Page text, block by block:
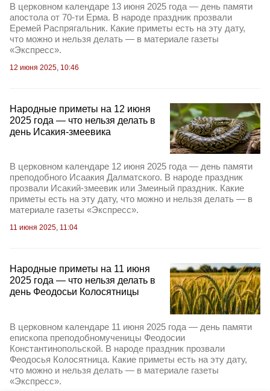
В церковном календаре 13 июня 2025 года — день памяти
апостола от 70-ти Ерма. В народе праздник прозвали
Еремей Распрягальник. Какие приметы есть на эту дату,
что можно и нельзя делать — в материале газеты
«Экспресс».
12 июня 2025, 10:46
Народные приметы на 12 июня
2025 года — что нельзя делать в
день Исакия-змеевика
В церковном календаре 12 июня 2025 года — день памяти
преподобного Исаакия Далматского. В народе праздник
прозвали Исакий-змеевик или Змеиный праздник. Какие
приметы есть на эту дату, что можно и нельзя делать — в
материале газеты «Экспресс».
11 июня 2025, 11:04
Народные приметы на 11 июня
2025 года — что нельзя делать в
день Феодосьи Колосятницы
В церковном календаре 11 июня 2025 года — день памяти
епископа преподобномученицы Феодосии
Константинопольской. В народе праздник прозвали
Феодосья Колосятница. Какие приметы есть на эту дату,
что можно и нельзя делать — в материале газеты
«Экспресс».